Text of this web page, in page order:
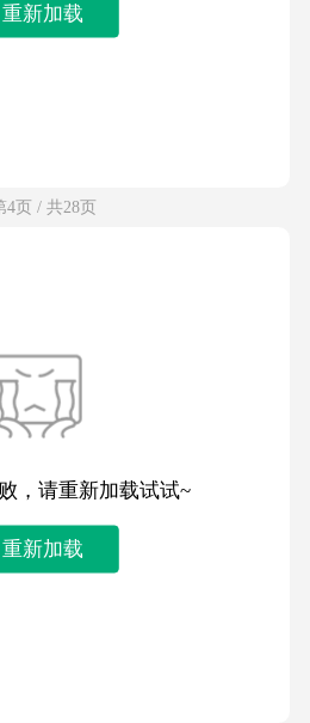
重新加载
4页 / 共28页
，请重新加载试试~
重新加载